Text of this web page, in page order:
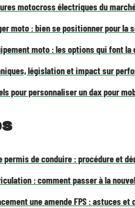
motocross électriques du
moto : bien se positionner pour la
moto : les options qui font
législation et impact sur
pour personnaliser un dax pour
permis de conduire : procédure et
: comment passer à la
une amende FPS : astuces et